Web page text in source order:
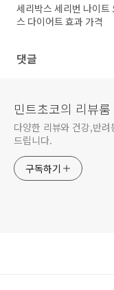
세리박스 세리번 나이트
스 다이어트 효과 가격
댓글
민트초코의 리뷰룸
다양한 리뷰와 건강,반
드립니다.
구독하기